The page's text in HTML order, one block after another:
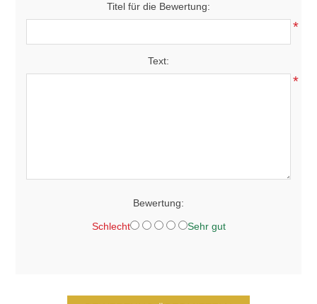
Titel für die Bewertung:
*
Text:
*
Bewertung:
Schlecht Sehr gut